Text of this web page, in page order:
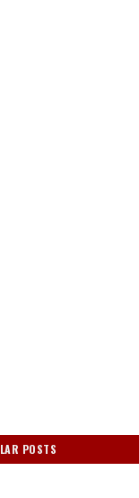
POSTS